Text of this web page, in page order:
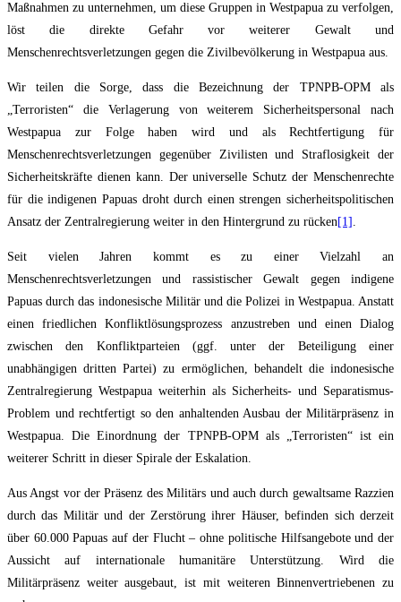
Maßnahmen zu unternehmen, um diese Gruppen in Westpapua zu verfolgen,
löst die direkte Gefahr vor weiterer Gewalt und
Menschenrechtsverletzungen gegen die Zivilbevölkerung in Westpapua aus.
Wir teilen die Sorge, dass die Bezeichnung der TPNPB-OPM als
„Terroristen“ die Verlagerung von weiterem Sicherheitspersonal nach
Westpapua zur Folge haben wird und als Rechtfertigung für
Menschenrechtsverletzungen gegenüber Zivilisten und Straflosigkeit der
Sicherheitskräfte dienen kann. Der universelle Schutz der Menschenrechte
für die indigenen Papuas droht durch einen strengen sicherheitspolitischen
Ansatz der Zentralregierung weiter in den Hintergrund zu rücken[1] .
Seit vielen Jahren kommt es zu einer Vielzahl an
Menschenrechtsverletzungen und rassistischer Gewalt gegen indigene
Papuas durch das indonesische Militär und die Polizei in Westpapua. Anstatt
einen friedlichen Konfliktlösungsprozess anzustreben und einen Dialog
zwischen den Konfliktparteien (ggf. unter der Beteiligung einer
unabhängigen dritten Partei) zu ermöglichen, behandelt die indonesische
Zentralregierung Westpapua weiterhin als Sicherheits- und Separatismus-
Problem und rechtfertigt so den anhaltenden Ausbau der Militärpräsenz in
Westpapua. Die Einordnung der TPNPB-OPM als „Terroristen“ ist ein
weiterer Schritt in dieser Spirale der Eskalation.
Aus Angst vor der Präsenz des Militärs und auch durch gewaltsame Razzien
durch das Militär und der Zerstörung ihrer Häuser, befinden sich derzeit
über 60.000 Papuas auf der Flucht – ohne politische Hilfsangebote und der
Aussicht auf internationale humanitäre Unterstützung. Wird die
Militärpräsenz weiter ausgebaut, ist mit weiteren Binnenvertriebenen zu